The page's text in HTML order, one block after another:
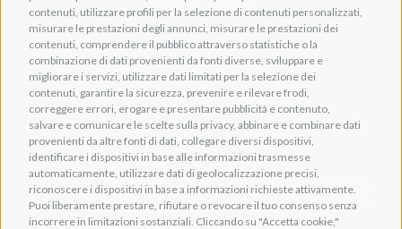
contenuti, utilizzare profili per la selezione di contenuti personalizzati,
misurare le prestazioni degli annunci, misurare le prestazioni dei
contenuti, comprendere il pubblico attraverso statistiche o la
combinazione di dati provenienti da fonti diverse, sviluppare e
migliorare i servizi, utilizzare dati limitati per la selezione dei
contenuti, garantire la sicurezza, prevenire e rilevare frodi,
correggere errori, erogare e presentare pubblicità e contenuto,
salvare e comunicare le scelte sulla privacy, abbinare e combinare dati
provenienti da altre fonti di dati, collegare diversi dispositivi,
identificare i dispositivi in base alle informazioni trasmesse
automaticamente, utilizzare dati di geolocalizzazione precisi,
riconoscere i dispositivi in base a informazioni richieste attivamente.
Puoi liberamente prestare, rifiutare o revocare il tuo consenso senza
incorrere in limitazioni sostanziali. Cliccando su "Accetta cookie,"
Adeo HomeAV
Adeo Screen
Screen Research
Adeum Cinema Suite